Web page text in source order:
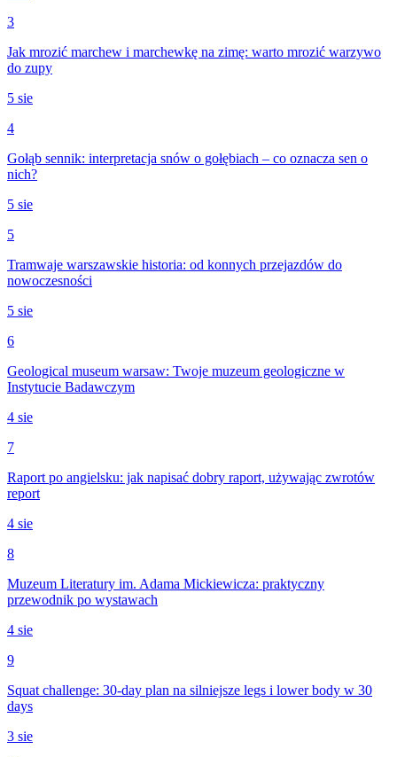
3
Jak mrozić marchew i marchewkę na zimę: warto mrozić warzywo
do zupy
5 sie
4
Gołąb sennik: interpretacja snów o gołębiach – co oznacza sen o
nich?
5 sie
5
Tramwaje warszawskie historia: od konnych przejazdów do
nowoczesności
5 sie
6
Geological museum warsaw: Twoje muzeum geologiczne w
Instytucie Badawczym
4 sie
7
Raport po angielsku: jak napisać dobry raport, używając zwrotów
report
4 sie
8
Muzeum Literatury im. Adama Mickiewicza: praktyczny
przewodnik po wystawach
4 sie
9
Squat challenge: 30-day plan na silniejsze legs i lower body w 30
days
3 sie